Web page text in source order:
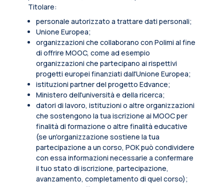
Titolare:
personale autorizzato a trattare dati personali;
Unione Europea;
organizzazioni che collaborano con Polimi al fine
di offrire MOOC, come ad esempio
organizzazioni che partecipano ai rispettivi
progetti europei finanziati dall'Unione Europea;
istituzioni partner del progetto Edvance;
Ministero dell'università e della ricerca;
datori di lavoro, istituzioni o altre organizzazioni
che sostengono la tua iscrizione ai MOOC per
finalità di formazione o altre finalità educative
(se un'organizzazione sostiene la tua
partecipazione a un corso, POK può condividere
con essa informazioni necessarie a confermare
il tuo stato di iscrizione, partecipazione,
avanzamento, completamento di quel corso);